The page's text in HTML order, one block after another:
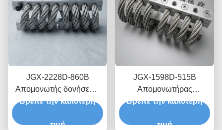
JGX-2228D-860B
Απομονωτής δονήσεων
συρματόπλεγματος
σύνθεση Ταχεία
Βρείτε την καλύτερη
τιμή
JGX-1598D-515B
Απομονωτήρας
κραδασμών με
παρέχει κλιμακούμενη
Βρείτε την καλύτερη
τιμή